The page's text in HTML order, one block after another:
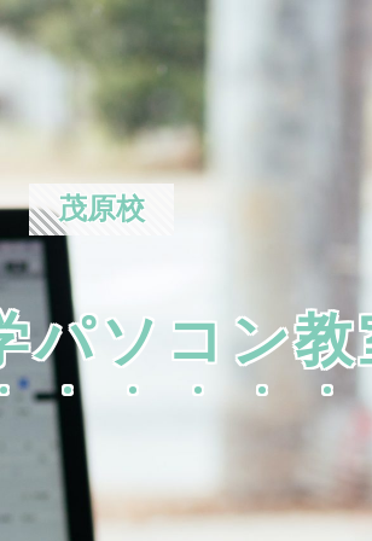
茂原校
パソコン